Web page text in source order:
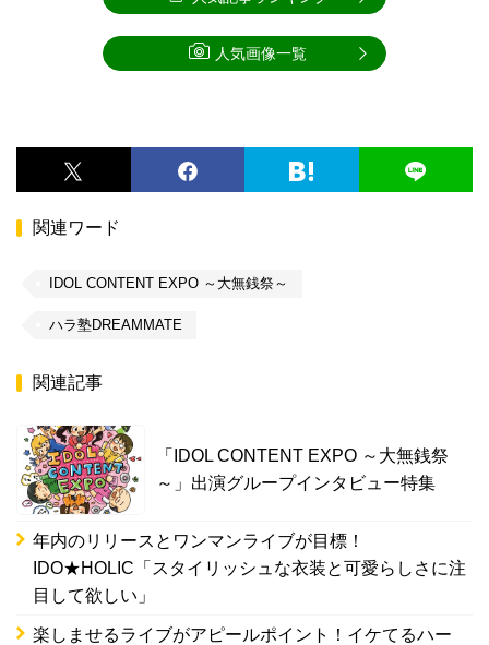
関連ワード
IDOL CONTENT EXPO ～大無銭祭～
ハラ塾DREAMMATE
関連記事
「IDOL CONTENT EXPO ～大無銭祭
～」出演グループインタビュー特集
年内のリリースとワンマンライブが目標！
IDO★HOLIC「スタイリッシュな衣装と可愛らしさに注
目して欲しい」
楽しませるライブがアピールポイント！イケてるハー
人気画像一覧